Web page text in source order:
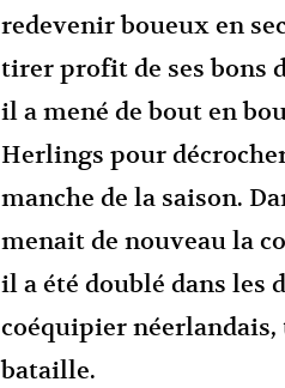
redevenir boueux en
tirer profit de ses bons
il a mené de bout en
Herlings pour
manche de la saison.
menait de nouveau la
il a été doublé dans les
coéquipier
bataille.